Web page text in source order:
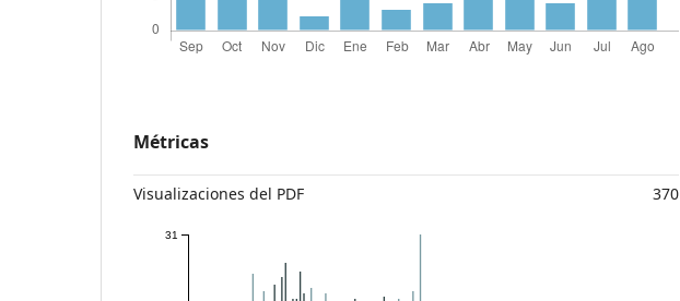
Métricas
Visualizaciones del PDF 370
31